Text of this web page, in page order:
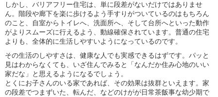
しかし、バリアフリー住宅は、単に段差がないだけではありませ
ん。階段や廊下を楽に歩けるよう手すりがついているのはもちろん
のこと、自室からトイレへ、洗面所へ、そして台所へといった動作
がよりスムーズに行えるよう、動線確保されています。普通の住宅
よりも、全体的に生活しやすいようになっているのです。
その生活のしやすさは、健康な人でも実感できるはずです。パッと
見はわからなくても、いざ住んでみると「なんだか住み心地のいい
家だな」と思えるようになるでしょう。
とくにお子さんのいる家であれば、その効果は抜群といえます。家
の段差でつまずいた、転んだ、などのけがが日常茶飯事な幼少期で